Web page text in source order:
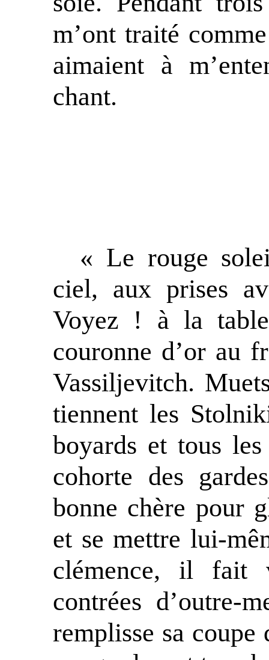
m’ont traité
aimaient à
chant.
« Le rouge
ciel, aux prises
Voyez ! à la
couronne d’or au
Vassiljevitch.
tiennent les
boyards et tous
cohorte des
bonne chère pour
et se mettre lui-
clémence, il fait
contrées d’outre-
remplisse sa coupe